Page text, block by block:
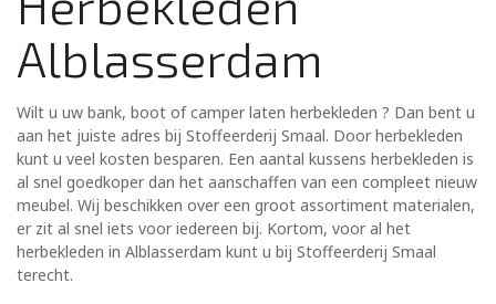
Alblasserdam
Wilt u uw bank, boot of camper laten herbekleden ? Dan bent u
aan het juiste adres bij Stoffeerderij Smaal. Door herbekleden
kunt u veel kosten besparen. Een aantal kussens herbekleden is
al snel goedkoper dan het aanschaffen van een compleet nieuw
meubel. Wij beschikken over een groot assortiment materialen,
er zit al snel iets voor iedereen bij. Kortom, voor al het
herbekleden in Alblasserdam kunt u bij Stoffeerderij Smaal
terecht.